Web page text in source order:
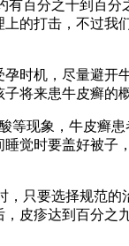
百分之十到百
的打击，不过
时机，尽量避
将来患牛皮癣的
现象，牛皮癣
觉时要盖好被
只要选择规范
皮疹达到百分